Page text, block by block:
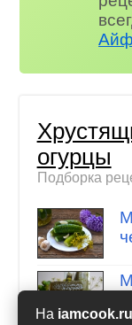
На iamcook.ru
огурцы
Подборка